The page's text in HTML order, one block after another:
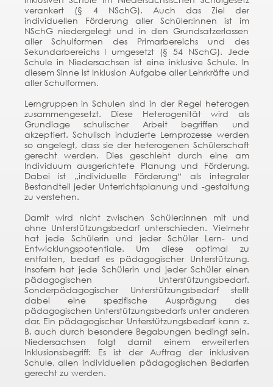
verankert (§ 4 NSchG). Auch das Ziel der
individuellen Förderung aller Schüler:innen ist im
NSchG niedergelegt und in den Grundsatzerlassen
aller Schulformen des Primarbereichs und des
Sekundarbereichs I umgesetzt (§ 54 NSchG). Jede
Schule in Niedersachsen ist eine inklusive Schule. In
diesem Sinne ist Inklusion Aufgabe aller Lehrkräfte und
aller Schulformen.
Lerngruppen in Schulen sind in der Regel heterogen
zusammengesetzt. Diese Heterogenität wird als
Grundlage schulischer Arbeit begriffen und
akzeptiert. Schulisch induzierte Lernprozesse werden
so angelegt, dass sie der heterogenen Schülerschaft
gerecht werden. Dies geschieht durch eine am
Individuum ausgerichtete Planung und Förderung.
Dabei ist „individuelle Förderung“ als integraler
Bestandteil jeder Unterrichtsplanung und -gestaltung
zu verstehen.
Damit wird nicht zwischen Schüler:innen mit und
ohne Unterstützungsbedarf unterschieden. Vielmehr
hat jede Schülerin und jeder Schüler Lern- und
Entwicklungspotentiale. Um diese optimal zu
entfalten, bedarf es pädagogischer Unterstützung.
Insofern hat jede Schülerin und jeder Schüler einen
pädagogischen Unterstützungsbedarf.
Sonderpädagogischer Unterstützungsbedarf stellt
dabei eine spezifische Ausprägung des
pädagogischen Unterstützungsbedarfs unter anderen
dar. Ein pädagogischer Unterstützungsbedarf kann z.
B. auch durch besondere Begabungen bedingt sein.
Niedersachsen folgt damit einem erweiterten
Inklusionsbegriff: Es ist der Auftrag der inklusiven
Schule, allen individuellen pädagogischen Bedarfen
gerecht zu werden.